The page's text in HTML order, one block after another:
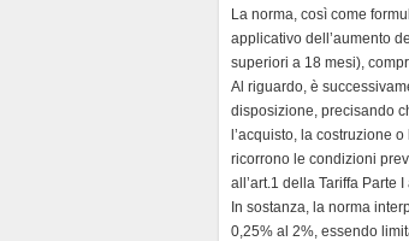
La norma, così come
applicativo dell’aumento
superiori a 18 mesi),
Al riguardo, è
disposizione, precisando
l’acquisto, la costruzione
ricorrono le condizioni
all’art.1 della Tariffa Parte
In sostanza, la norma
0,25% al 2%, essendo